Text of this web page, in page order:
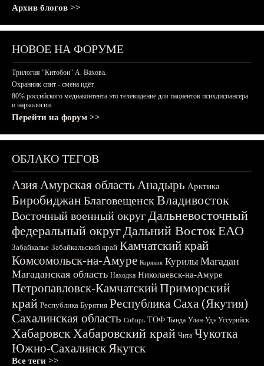
Архив блогов >>
НОВОЕ НА ФОРУМЕ
Трилогия "Китобои" А. Вахова.
Охранник спит - смена идёт
80% российского медиаконтента это телевидение для пациентов психдиспансера
и наркологии.
Перейти на форум >>
ОБЛАКО ТЕГОВ
АзияАмурская область Анадырь Арктика
БиробиджанБлаговещенскВладивосток
Восточный военный округДальневосточный
федеральный округДальний ВостокЕАО
Забайкалье Забайкальский край Камчатский край
Комсомольск-на-Амуре Корякия Курилы Магадан
Магаданская область Находка Николаевск-на-Амуре
Петропавловск-КамчатскийПриморский
край Республика Бурятия Республика Саха (Якутия)
Сахалинская область Сибирь ТОФ Тында Улан-Удэ Уссурийск
ХабаровскХабаровский край Чита Чукотка
Южно-СахалинскЯкутск
Все теги >>